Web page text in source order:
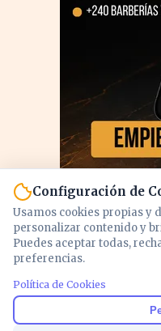
Configuración de
Usamos cookies propias y
personalizar contenido y
Puedes aceptar todas,
preferencias.
Política de Cookies